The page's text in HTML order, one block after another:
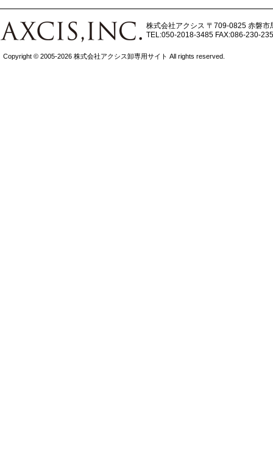
株式会社アクシス 〒709-0825 赤磐市
TEL:050-2018-3485 FAX:086-230-
Copyright © 2005-2026 株式会社アクシス卸専用サイト All rights reserved.